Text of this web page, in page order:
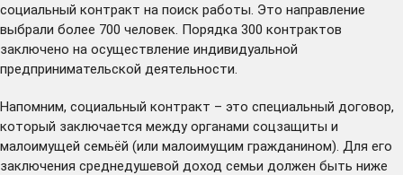
социальный контракт на поиск работы. Это направление
выбрали более 700 человек. Порядка 300 контрактов
заключено на осуществление индивидуальной
предпринимательской деятельности.
Напомним, социальный контракт – это специальный договор,
который заключается между органами соцзащиты и
малоимущей семьёй (или малоимущим гражданином). Для его
заключения среднедушевой доход семьи должен быть ниже